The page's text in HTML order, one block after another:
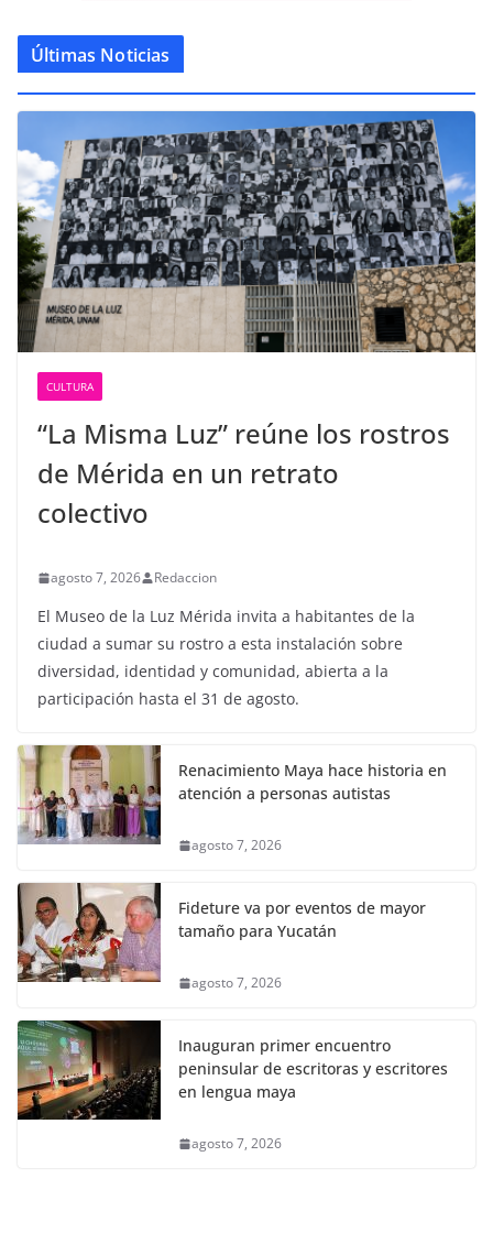
Últimas Noticias
CULTURA
“La Misma Luz” reúne los rostros
de Mérida en un retrato
colectivo
agosto 7, 2026 Redaccion
El Museo de la Luz Mérida invita a habitantes de la
ciudad a sumar su rostro a esta instalación sobre
diversidad, identidad y comunidad, abierta a la
participación hasta el 31 de agosto.
Renacimiento Maya hace historia en
atención a personas autistas
agosto 7, 2026
Fideture va por eventos de mayor
tamaño para Yucatán
agosto 7, 2026
Inauguran primer encuentro
peninsular de escritoras y escritores
en lengua maya
agosto 7, 2026